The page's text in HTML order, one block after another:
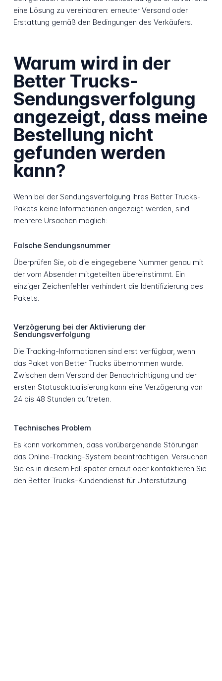
eine Lösung zu vereinbaren: erneuter Versand oder
Erstattung gemäß den Bedingungen des Verkäufers.
Warum wird in der
Better Trucks-
Sendungsverfolgung
angezeigt, dass meine
Bestellung nicht
gefunden werden
kann?
Wenn bei der Sendungsverfolgung Ihres Better Trucks-
Pakets keine Informationen angezeigt werden, sind
mehrere Ursachen möglich:
Falsche Sendungsnummer
Überprüfen Sie, ob die eingegebene Nummer genau mit
der vom Absender mitgeteilten übereinstimmt. Ein
einziger Zeichenfehler verhindert die Identifizierung des
Pakets.
Verzögerung bei der Aktivierung der
Sendungsverfolgung
Die Tracking-Informationen sind erst verfügbar, wenn
das Paket von Better Trucks übernommen wurde.
Zwischen dem Versand der Benachrichtigung und der
ersten Statusaktualisierung kann eine Verzögerung von
24 bis 48 Stunden auftreten.
Technisches Problem
Es kann vorkommen, dass vorübergehende Störungen
das Online-Tracking-System beeinträchtigen. Versuchen
Sie es in diesem Fall später erneut oder kontaktieren Sie
den Better Trucks-Kundendienst für Unterstützung.